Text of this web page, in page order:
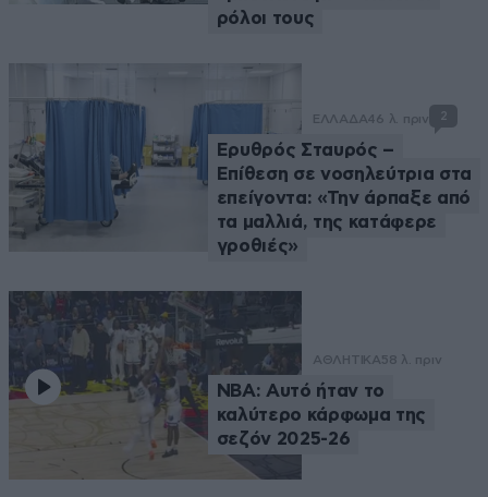
ρόλοι τους
ΕΛΛΑΔΑ46 λ. πριν 2
Ερυθρός Σταυρός –
Επίθεση σε νοσηλεύτρια στα
επείγοντα: «Την άρπαξε από
τα μαλλιά, της κατάφερε
γροθιές»
ΑΘΛΗΤΙΚΑ58 λ. πριν
NBA: Αυτό ήταν το
καλύτερο κάρφωμα της
σεζόν 2025-26